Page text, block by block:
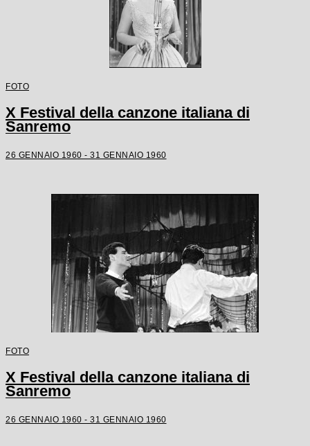
FOTO
X Festival della canzone italiana di
Sanremo
26 GENNAIO 1960 - 31 GENNAIO 1960
FOTO
X Festival della canzone italiana di
Sanremo
26 GENNAIO 1960 - 31 GENNAIO 1960